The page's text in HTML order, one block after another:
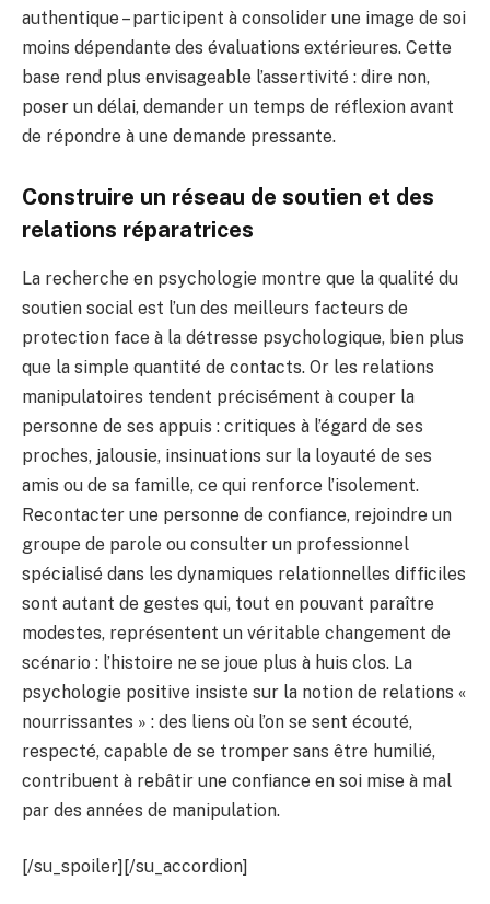
authentique – participent à consolider une image de soi
moins dépendante des évaluations extérieures. Cette
base rend plus envisageable l’assertivité : dire non,
poser un délai, demander un temps de réflexion avant
de répondre à une demande pressante.
Construire un réseau de soutien et des
relations réparatrices
La recherche en psychologie montre que la qualité du
soutien social est l’un des meilleurs facteurs de
protection face à la détresse psychologique, bien plus
que la simple quantité de contacts. Or les relations
manipulatoires tendent précisément à couper la
personne de ses appuis : critiques à l’égard de ses
proches, jalousie, insinuations sur la loyauté de ses
amis ou de sa famille, ce qui renforce l’isolement.
Recontacter une personne de confiance, rejoindre un
groupe de parole ou consulter un professionnel
spécialisé dans les dynamiques relationnelles difficiles
sont autant de gestes qui, tout en pouvant paraître
modestes, représentent un véritable changement de
scénario : l’histoire ne se joue plus à huis clos. La
psychologie positive insiste sur la notion de relations «
nourrissantes » : des liens où l’on se sent écouté,
respecté, capable de se tromper sans être humilié,
contribuent à rebâtir une confiance en soi mise à mal
par des années de manipulation.
[/su_spoiler][/su_accordion]